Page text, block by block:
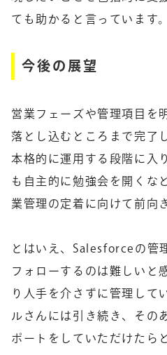
ても助かると言っています。
今後の展望
営業フェーズや管理項目を
落とし込むところまで完了
本格的に運用する段階に入
も自主的に勉強会を開くな
業管理の定着に向けて前向
とはいえ、Salesforceの管
フォローするのは難しいと
り人手を介さずに管理して
ルさんには引き続き、その
ポートをしていただけたら